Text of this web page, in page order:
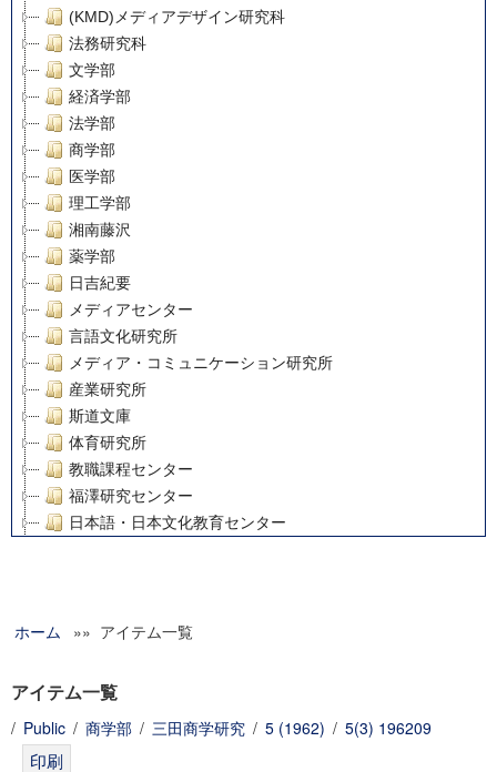
(KMD)メディアデザイン研究科
法務研究科
文学部
経済学部
法学部
商学部
医学部
理工学部
湘南藤沢
薬学部
日吉紀要
メディアセンター
言語文化研究所
メディア・コミュニケーション研究所
産業研究所
斯道文庫
体育研究所
教職課程センター
福澤研究センター
日本語・日本文化教育センター
グローバルリサーチインスティテュート
科学研究費補助金研究成果報告書
慶應義塾大学グローバルCOEプログラム市民社会ガバナンス
ホーム »» アイテム一覧
アイテム一覧
/ Public / 商学部 / 三田商学研究 / 5 (1962) / 5(3) 196209